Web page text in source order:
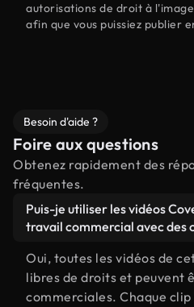
autorisations de droit à
afin que vous puissiez publier
Besoin d'aide ?
Foire aux questions
Obtenez rapidement des
fréquentes.
Puis-je utiliser les vidéos
travail commercial avec des
Oui, toutes les vidéos de
libres de droits et peuvent
commerciales. Chaque